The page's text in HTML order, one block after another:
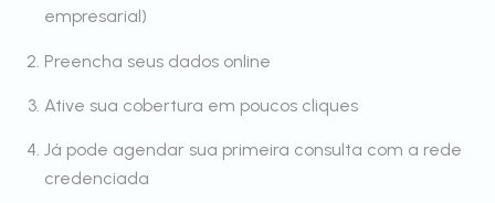
empresarial)
Preencha seus dados online
Ative sua cobertura em poucos cliques
Já pode agendar sua primeira consulta com a rede
credenciada